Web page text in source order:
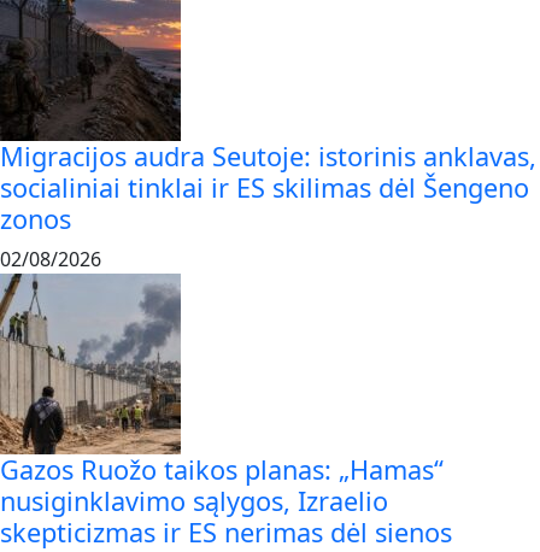
Migracijos audra Seutoje: istorinis anklavas,
socialiniai tinklai ir ES skilimas dėl Šengeno
zonos
02/08/2026
Gazos Ruožo taikos planas: „Hamas“
nusiginklavimo sąlygos, Izraelio
skepticizmas ir ES nerimas dėl sienos